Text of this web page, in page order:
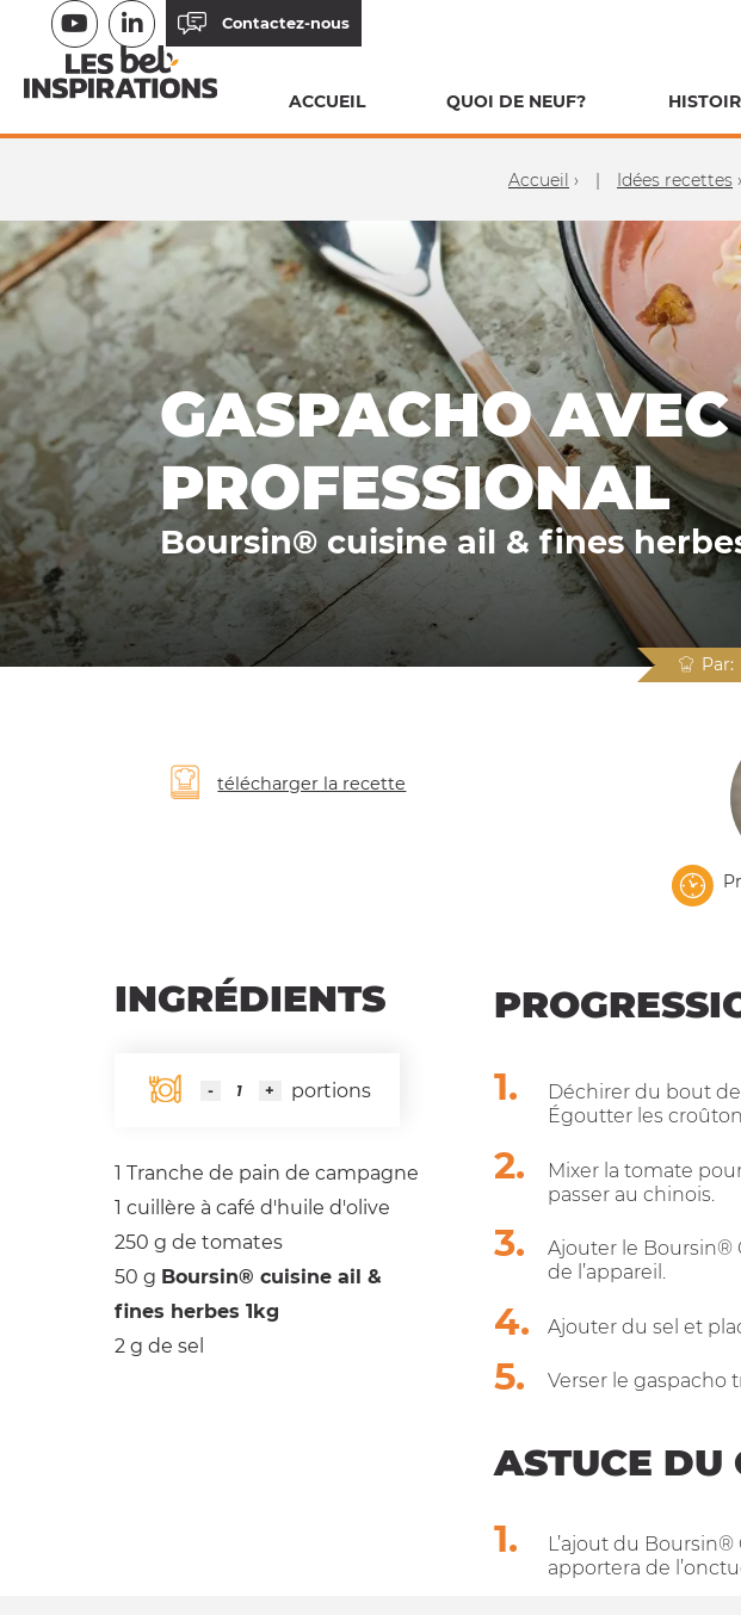
contenu
Contactez-nous
ACCUEIL QUOI DE NEUF?
D'ARIANE
Accueil › Idées recettes ›
GASPACHO
PROFESSIONAL
Boursin® cuisine ail & fines
Par
télécharger la recette
INGRÉDIENTS
portions
1 Tranche de pain de campagne
1 cuillère à café d'huile d'olive
250 g de tomates
50 g Boursin® cuisine ail &
fines herbes 1kg
2 g de sel
Déchirer du bout
Égoutter les
Mixer la tomate
passer au chinois.
Ajouter le Boursin®
de l’appareil.
Ajouter du sel et
Verser le gaspacho
ASTUCE DU
L’ajout du
apportera de